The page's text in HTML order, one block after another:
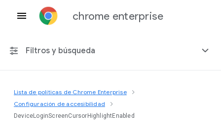
chrome enterprise
Filtros y búsqueda
Cualquier plataforma
Chrome 151
Lista de políticas de Chrome Enterprise
Configuración de accesibilidad
DeviceLoginScreenCursorHighlightEnabled